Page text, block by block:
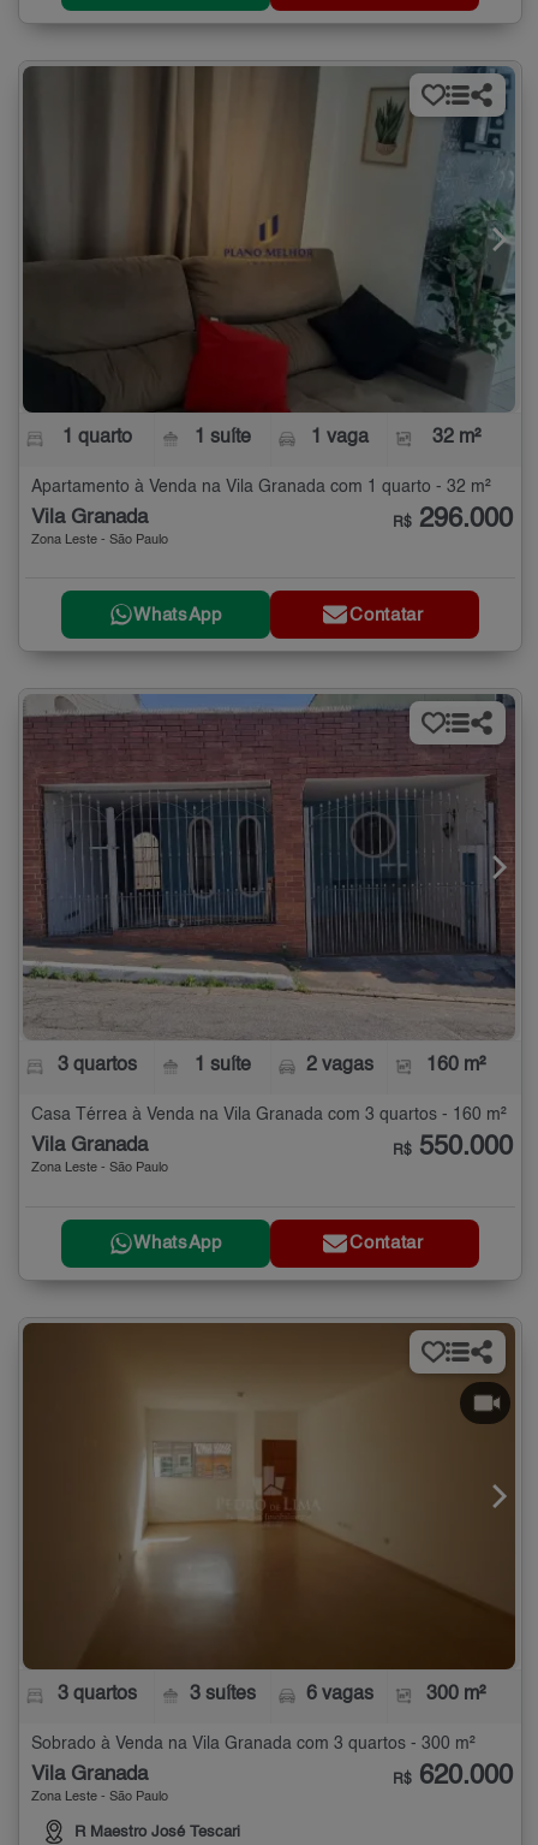
1 quarto 1 suíte 1 vaga 32 m²
Apartamento à Venda na Vila Granada com 1 quarto - 32 m²
Vila Granada
Zona Leste - São Paulo
R$ 296.000
WhatsApp Contatar
3 quartos 1 suíte 2 vagas 160 m²
Casa Térrea à Venda na Vila Granada com 3 quartos - 160 m²
Vila Granada
Zona Leste - São Paulo
R$ 550.000
WhatsApp Contatar
3 quartos 3 suítes 6 vagas 300 m²
Sobrado à Venda na Vila Granada com 3 quartos - 300 m²
Vila Granada
Zona Leste - São Paulo
R Maestro José Tescari
R$ 620.000